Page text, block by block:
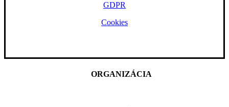
GDPR
Cookies
ORGANIZÁCIA